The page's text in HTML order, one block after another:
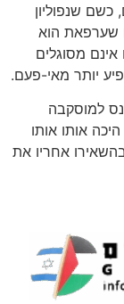
כשם שנפוליון
שערפאת הוא
מסוגלים
יותר מאי-פעם.
למוסקבה
אותו אותו
אחריו את